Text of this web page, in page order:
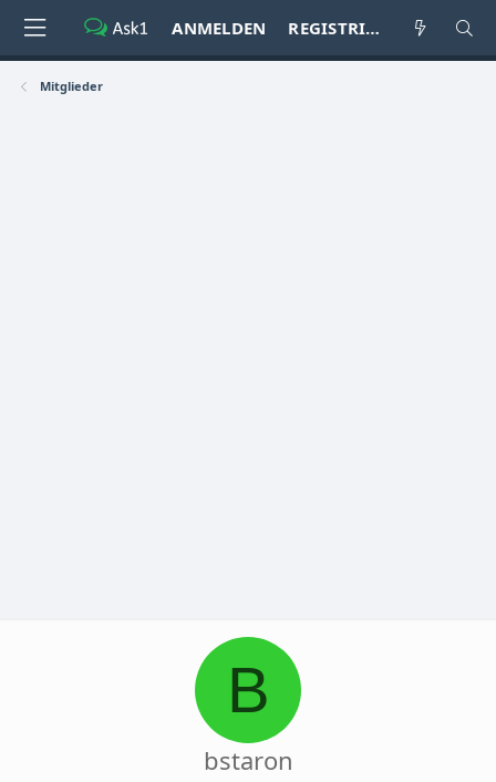
ANMELDEN REGISTRIEREN
Mitglieder
B
bstaron